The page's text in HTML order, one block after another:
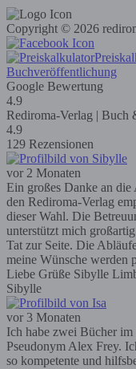
Copyright © 2026
Buchveröffentlichung
Google Bewertung
4.9
Rediroma-Verlag | Buch
4.9
129 Rezensionen
vor 2 Monaten
Ein großes Danke an
den Rediroma-Verlag
dieser Wahl. Die
unterstützt mich
Tat zur Seite. Die
meine Wünsche werden
Liebe Grüße Sibylle
Sibylle
vor 3 Monaten
Ich habe zwei Bücher
Pseudonym Alex Frey.
so kompetente und